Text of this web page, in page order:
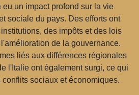
eu un impact profond sur la vie
sociale du pays. Des efforts ont
des impôts et des lois
de la gouvernance.
liés aux différences régionales
l'Italie ont également surgi, ce qui
sociaux et économiques.